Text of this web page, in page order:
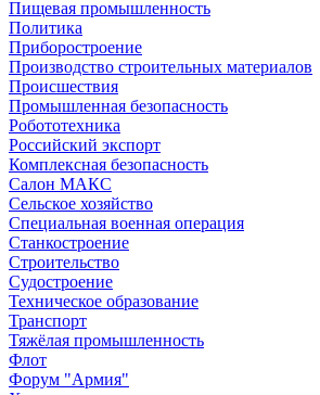
Пищевая промышленность
Политика
Приборостроение
Производство строительных материалов
Происшествия
Промышленная безопасность
Робототехника
Российский экспорт
Комплексная безопасность
Салон МАКС
Сельское хозяйство
Специальная военная операция
Станкостроение
Строительство
Судостроение
Техническое образование
Транспорт
Тяжёлая промышленность
Флот
Форум "Армия"